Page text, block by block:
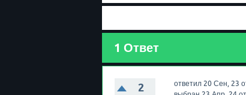
1 Ответ
2
ответил 20 Сен, 23